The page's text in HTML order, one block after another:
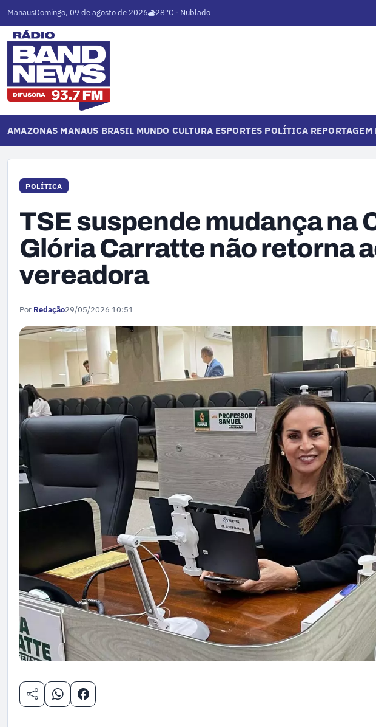
ManausDomingo, 09 de agosto de 2026 28°C - Nublado
AMAZONAS MANAUS BRASIL MUNDO CULTURA ESPORTES POLÍTICA REPORTAGEM
POLÍTICA
TSE suspende mudança na
Glória Carratte não retorna
vereadora
Por Redação29/05/2026 10:51